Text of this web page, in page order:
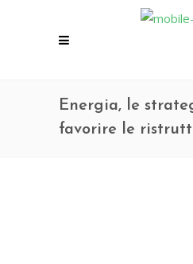
Energia, le
favorire le